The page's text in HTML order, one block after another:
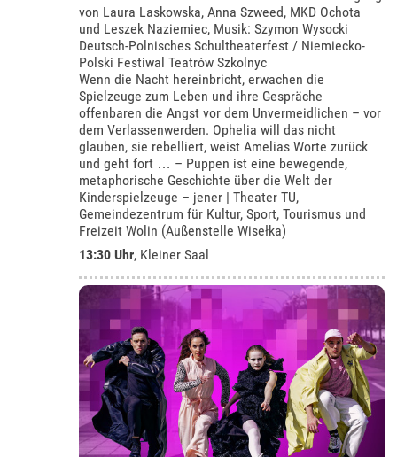
von Laura Laskowska, Anna Szweed, MKD Ochota
und Leszek Naziemiec, Musik: Szymon Wysocki
Deutsch-Polnisches Schultheaterfest / Niemiecko-
Polski Festiwal Teatrów Szkolnyc
Wenn die Nacht hereinbricht, erwachen die
Spielzeuge zum Leben und ihre Gespräche
offenbaren die Angst vor dem Unvermeidlichen – vor
dem Verlassenwerden. Ophelia will das nicht
glauben, sie rebelliert, weist Amelias Worte zurück
und geht fort … – Puppen ist eine bewegende,
metaphorische Geschichte über die Welt der
Kinderspielzeuge – jener | Theater TU,
Gemeindezentrum für Kultur, Sport, Tourismus und
Freizeit Wolin (Außenstelle Wisełka)
13:30 Uhr, Kleiner Saal